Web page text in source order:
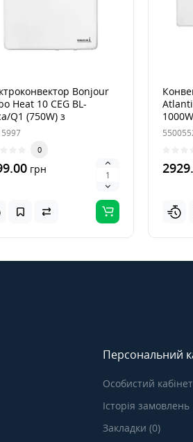
Bonjour
Heat 10 CEG BL-
Q1 (750W) з
підставок
0
грн
1000W
Персональний
Особистий кабінет
Історія замовлень
Закладки (0)